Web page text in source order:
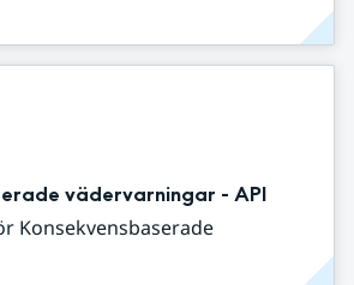
vädervarningar - API
Konsekvensbaserade